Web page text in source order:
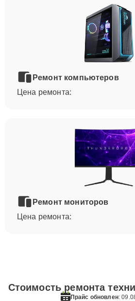
Ремонт компьютеров
Цена ремонта:
Ремонт мониторов
Цена ремонта:
Стоимость ремонта
Прайс обновлен: